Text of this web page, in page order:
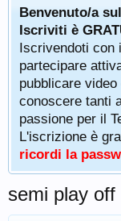
Benvenuto/a
Iscriviti è
Iscrivendoti con
partecipare
pubblicare
conoscere tanti
passione per il
L'iscrizione è
ricordi la
semi play